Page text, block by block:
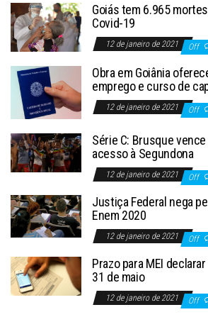
Goiás tem 6.965
Covid-19
12 de janeiro de 2021 Off
Obra em Goiânia
emprego e curso de
12 de janeiro de 2021 Off
Série C: Brusque
acesso à Segundona
12 de janeiro de 2021 Off
Justiça Federal nega
Enem 2020
12 de janeiro de 2021 Off
Prazo para MEI
31 de maio
12 de janeiro de 2021 Off